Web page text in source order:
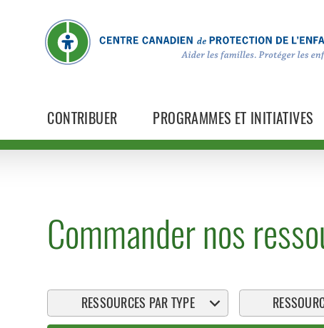
CONTRIBUER PROGRAMMES ET INITIATIVES
Commander nos
RESSOURCES PAR TYPE